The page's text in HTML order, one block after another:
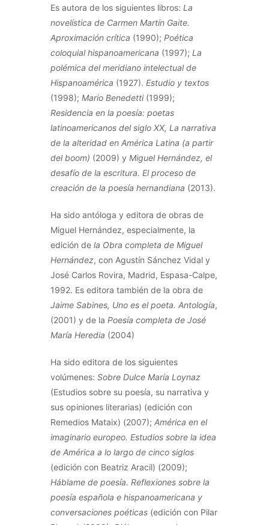
Es autora de los siguientes libros: La
novelística de Carmen Martín Gaite.
Aproximación crítica (1990); Poética
coloquial hispanoamericana (1997); La
polémica del meridiano intelectual de
Hispanoamérica (1927). Estudio y textos
(1998); Mario Benedetti (1999);
Residencia en la poesía: poetas
latinoamericanos del siglo XX, La narrativa
de la alteridad en América Latina (a partir
del boom) (2009) y Miguel Hernández, el
desafío de la escritura. El proceso de
creación de la poesía hernandiana (2013).
Ha sido antóloga y editora de obras de
Miguel Hernández, especialmente, la
edición de la Obra completa de Miguel
Hernández, con Agustín Sánchez Vidal y
José Carlos Rovira, Madrid, Espasa-Calpe,
1992. Es editora también de la obra de
Jaime Sabines, Uno es el poeta. Antología,
(2001) y de la Poesía completa de José
María Heredia (2004)
Ha sido editora de los siguientes
volúmenes: Sobre Dulce María Loynaz
(Estudios sobre su poesía, su narrativa y
sus opiniones literarias) (edición con
Remedios Mataix) (2007); América en el
imaginario europeo. Estudios sobre la idea
de América a lo largo de cinco siglos
(edición con Beatriz Aracil) (2009);
Háblame de poesía. Reflexiones sobre la
poesía española e hispanoamericana y
conversaciones poéticas (edición con Pilar